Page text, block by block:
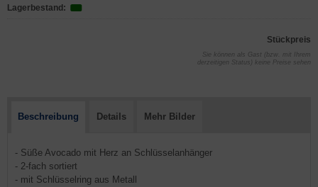
Lagerbestand:
Stückpreis
Sie können als Gast (bzw. mit Ihrem
derzeitigen Status) keine Preise sehen
Beschreibung Details Mehr Bilder
- Süße Avocado mit Herz an Schlüsselanhänger
- 2-fach sortiert
- mit Schlüsselring aus Metall